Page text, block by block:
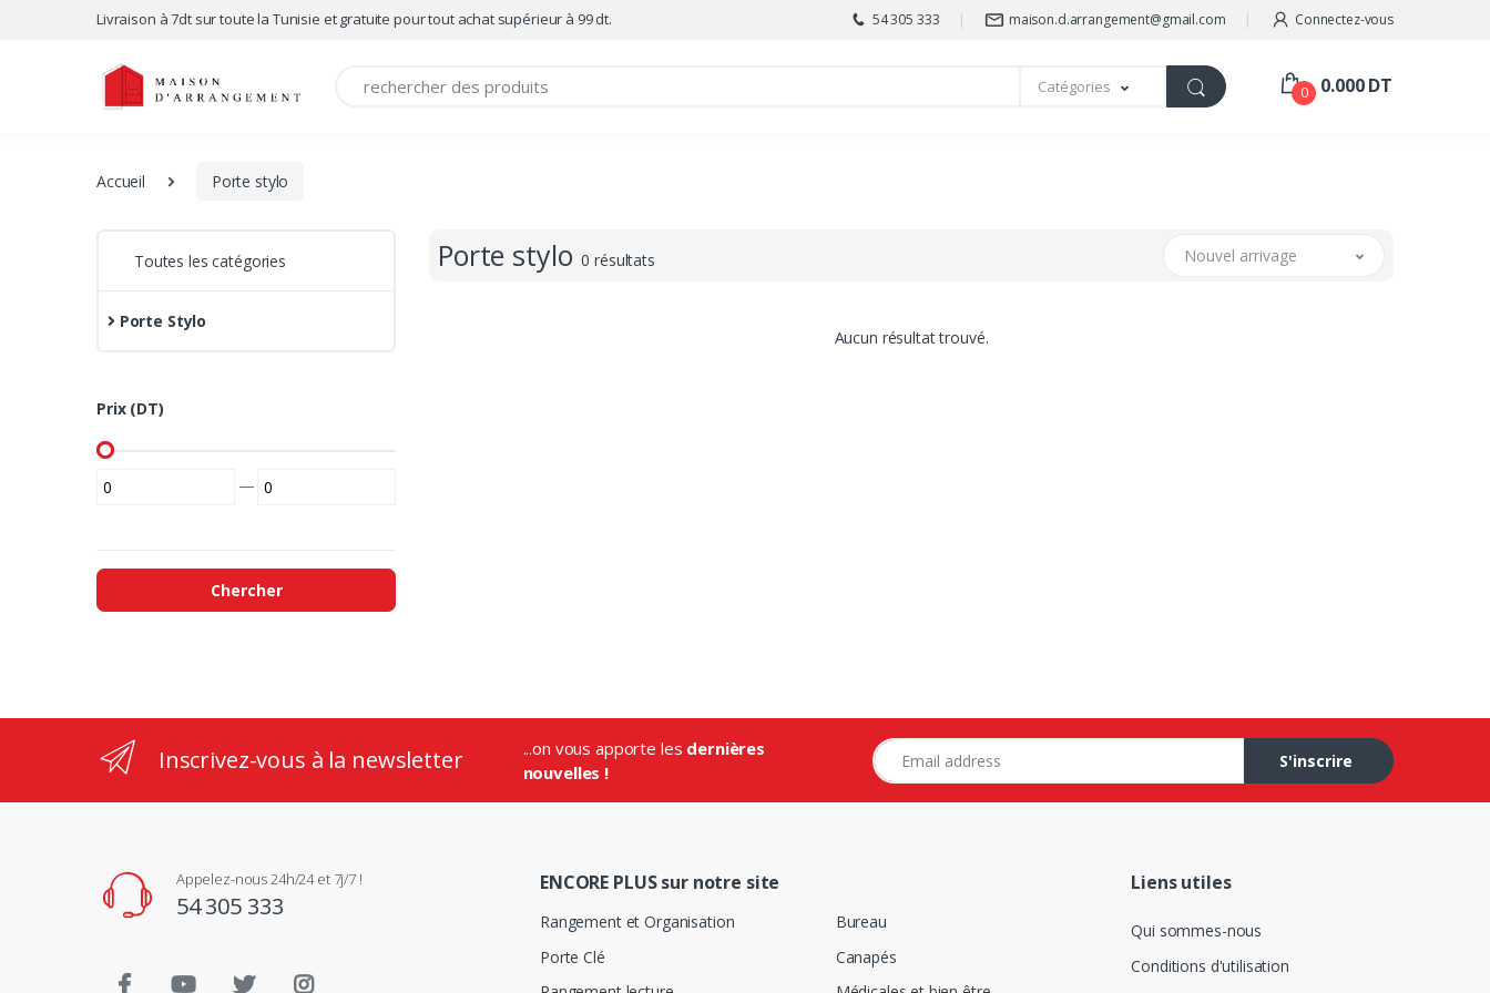
Livraison à 7dt sur toute la Tunisie et gratuite pour tout achat supérieur à 99 dt. 54 305 333 maison.d.arrangement@gmail.com Connectez-vous
Recherche Catégories 0 0.000 DT
Accueil Porte stylo
Toutes les catégories
Porte Stylo
Prix (DT)
—
Chercher
Porte stylo 0 résultats Nouvel arrivage
Aucun résultat trouvé.
Inscrivez-vous à la newsletter ...on vous apporte les dernières
nouvelles !
Adresse e-mail
S'inscrire
Appelez-nous 24h/24 et 7j/7 !
54 305 333
ENCORE PLUS sur notre site
Rangement et Organisation
Porte Clé
Bureau
Canapés
Liens utiles
Qui sommes-nous
Conditions d'utilisation